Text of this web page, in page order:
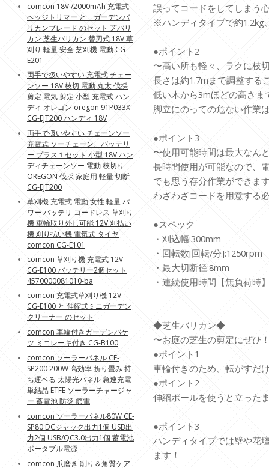
誤ってコードをしてしまう
※ハンディタイプで約1.2kg
●ポイント2
〜高い所も軽々、ラクに枝
長さは約1.7mまで調整する
低い木から3mほどの高さ
脚立にのっての危ない作業
●ポイント3
〜使用可能時間は最大なん
長時間使用が可能なので、
でも思う存分作業ができま
わざわざコードを用意する
●スペック
・刈込幅:300mm
・回転数[回転/分]:1250rpm
・最大切断径:8mm
・連続使用時間【無負荷時
◆芝生バリカン◆
〜お庭の芝生の剪定にぜひ
●ポイント1
車輪付きのため、転がすだ
●ポイント2
伸縮ポールを使うと立った
●ポイント3
ハンディタイプでは壁や花
ます！
comcon 18V /2000mAh 充電式
ヘッジトリマー と ガーデンバ
リカンブレード のセット 芝バリ
カン 芝生バリカン 替刃式 18V 草
刈り 軽量 安全 芝刈機 電動 CG-
E201
両手で扱いやすい 充電式 チェー
ンソー 18V 枝切 電動 丸太 伐採
剪定 電気 剪定 小型 充電式 ハン
ディ オレゴン oregon 91P033X
CG-EJT200 ハンディ 18V
両手で扱いやすい チェーンソー
充電式 ソーチェーン、バッテリ
ー プラス１セット 小型 18V ハン
ディチェーンソー 電動 枝切り
OREGON 伐採 家庭用 軽量 切断
CG-EJT200
草刈機 充電式 電動 女性 軽量 パ
ワー バッテリ コードレス 草刈り
機 車輪取り外し可能 12V 刈払い
機 刈り払い機 電気式 タイヤ
comcon CG-E101
comcon 草刈り機 充電式 12V
CG-E100 バッテリー2個セット
4570000081010-ba
comcon 充電式草刈り機 12V
CG-E100 と 伸縮式ミニガーデン
クリーナー のセット
comcon 車輪付きガーデンバケ
ツ ミニレーキ付き CG-B100
comcon ソーラーパネル CE-
SP200 200W 高効率 折り畳み 持
ち運ベる 太陽光パネル 急速充電
単結晶 ETFE ソーラーチャージャ
ー 蓄電池 防災 節電
comcon ソーラーパネル80W CE-
SP80 DCジャック出力1個 USB出
力2個 USB/QC3.0出力1個 蓄電池
ポータブル電源
comcon 爪磨き 削り＆角質ケア